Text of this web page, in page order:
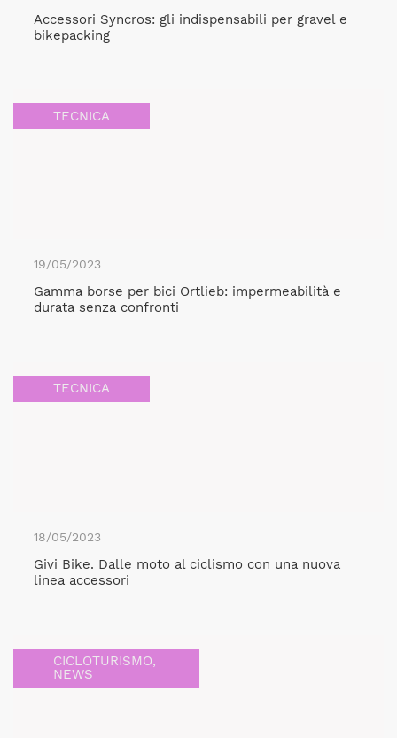
Accessori Syncros: gli indispensabili per gravel e
bikepacking
TECNICA
19/05/2023
Gamma borse per bici Ortlieb: impermeabilità e
durata senza confronti
TECNICA
18/05/2023
Givi Bike. Dalle moto al ciclismo con una nuova
linea accessori
CICLOTURISMO,
NEWS